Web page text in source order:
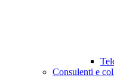
Consulenti e